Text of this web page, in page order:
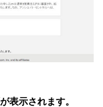
表示されます。